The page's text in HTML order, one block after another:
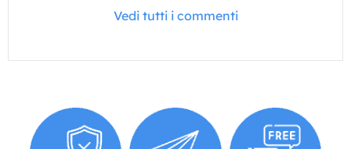
Vedi tutti i commenti